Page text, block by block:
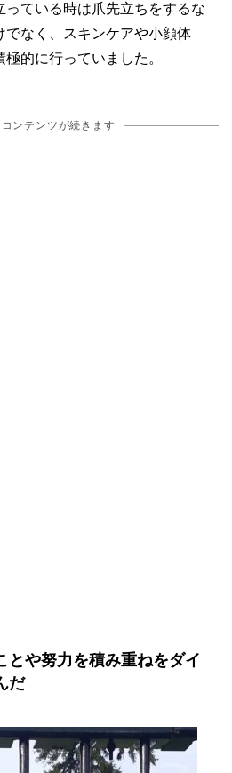
っている時は爪先立ちをするな
でなく、スキンケアや小顔体
的に行っていました。
ンテンツが続きます
とや努力を積み重ねをダイ
だ